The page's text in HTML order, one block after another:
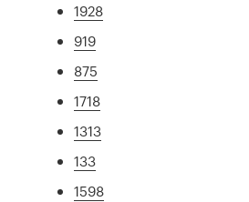
1928
919
875
1718
1313
133
1598